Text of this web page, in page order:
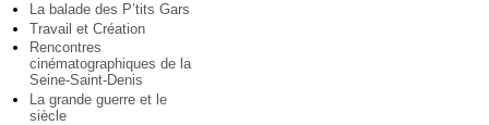
La balade des P’tits Gars
Travail et Création
Rencontres
cinématographiques de la
Seine-Saint-Denis
La grande guerre et le
siècle